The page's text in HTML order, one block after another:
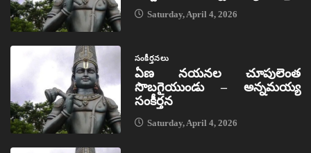
Saturday, April 4, 2026
సంకీర్తనలు
ఏణ నయనల చూపులెంత
సొబగైయుండు – అన్నమయ్య
సంకీర్తన
Saturday, April 4, 2026